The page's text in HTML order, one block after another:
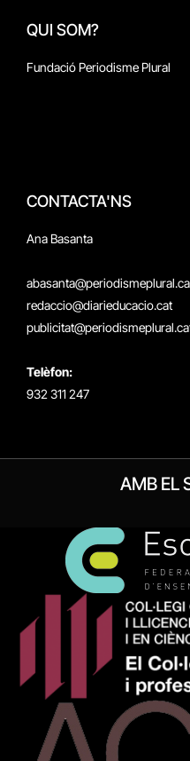
QUI SOM?
Fundació Periodisme Plural
CONTACTA'NS
Ana Basanta
redaccio@diarieducacio.cat
Telèfon:
932 311 247
AMB EL